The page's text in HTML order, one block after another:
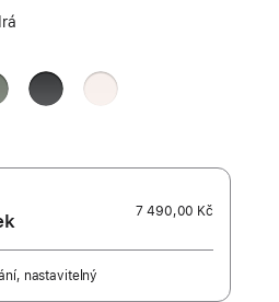
černá
světle
ruměná
7 490,00 Kč
nastavitelný